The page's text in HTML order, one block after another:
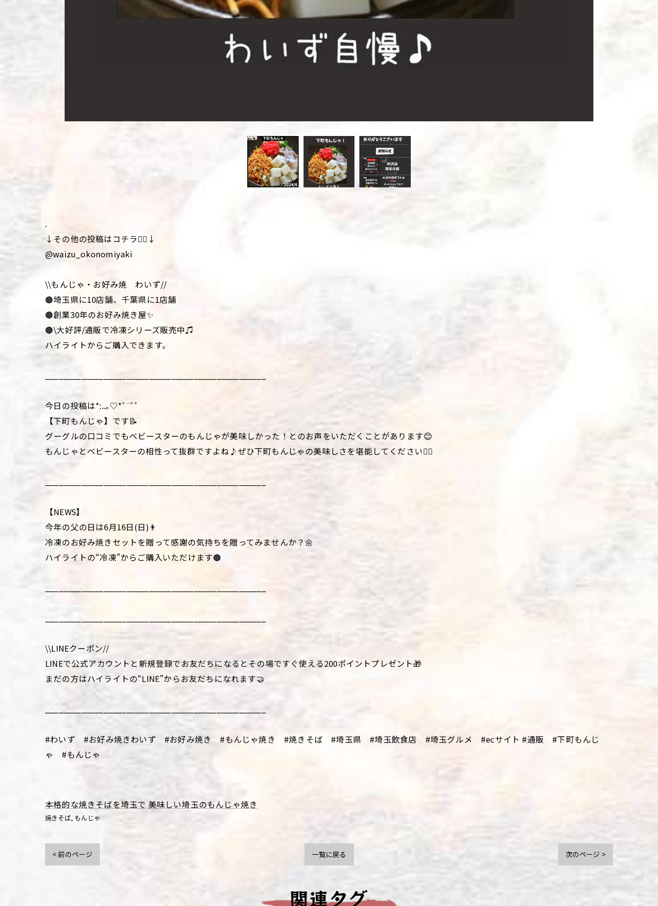
.
↓その他の投稿はコチラ💁‍♀️↓
@waizu_okonomiyaki
\\もんじゃ・お好み焼 わいず//
🟤埼玉県に10店舗、千葉県に1店舗
🟤創業30年のお好み焼き屋✨
🟤\大好評/通販で冷凍シリーズ販売中♫
ハイライトからご購入できます。
今日の投稿は*:..｡♡*ﾟ¨ﾟﾟ
【下町もんじゃ】です📝
グーグルの口コミでもベビースターのもんじゃが美味しかった！とのお声をいただくことがあります😊
もんじゃとベビースターの相性って抜群ですよね♪ぜひ下町もんじゃの美味しさを堪能してください💁‍♀️
【NEWS】
今年の父の日は6月16日(日)👨
冷凍のお好み焼きセットを贈って感謝の気持ちを贈ってみませんか？🌼
ハイライトの“冷凍”からご購入いただけます🟤
\\LINEクーポン//
LINEで公式アカウントと新規登録でお友だちになるとその場ですぐ使える200ポイントプレゼント🎁
まだの方はハイライトの“LINE”からお友だちになれます🤝
_________________________________________________
#わいず #お好み焼きわいず #お好み焼き #もんじゃ焼き #焼きそば #埼玉県 #埼玉飲食店 #埼玉グルメ #ecサイト #通販 #下町もんじ
ゃ #もんじゃ
本格的な焼きそばを埼玉で 美味しい埼玉のもんじゃ焼き
焼きそば もんじゃ
< 前のページ 一覧に戻る 次のページ >
関連タグ